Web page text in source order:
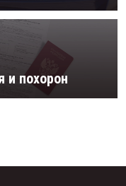
и похорон